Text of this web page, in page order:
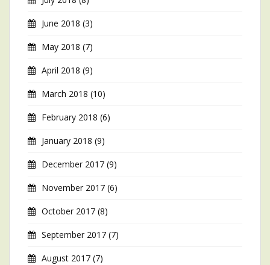
June 2018 (3)
May 2018 (7)
April 2018 (9)
March 2018 (10)
February 2018 (6)
January 2018 (9)
December 2017 (9)
November 2017 (6)
October 2017 (8)
September 2017 (7)
August 2017 (7)